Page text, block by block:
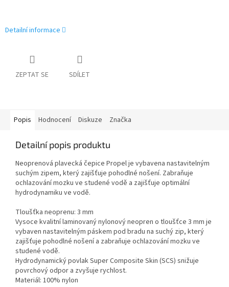
Detailní informace
ZEPTAT SE SDÍLET
Popis Hodnocení Diskuze Značka
Detailní popis produktu
Neoprenová plavecká čepice Propel je vybavena nastavitelným
suchým zipem, který zajišťuje pohodlné nošení. Zabraňuje
ochlazování mozku ve studené vodě a zajišťuje optimální
hydrodynamiku ve vodě.
Tloušťka neoprenu: 3 mm
Vysoce kvalitní laminovaný nylonový neopren o tloušťce 3 mm je
vybaven nastavitelným páskem pod bradu na suchý zip, který
zajišťuje pohodlné nošení a zabraňuje ochlazování mozku ve
studené vodě.
Hydrodynamický povlak Super Composite Skin (SCS) snižuje
povrchový odpor a zvyšuje rychlost.
Materiál: 100% nylon